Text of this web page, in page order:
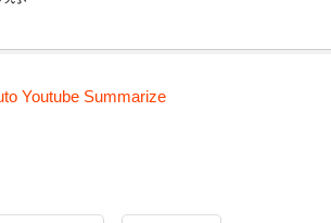
Youtube Summarize